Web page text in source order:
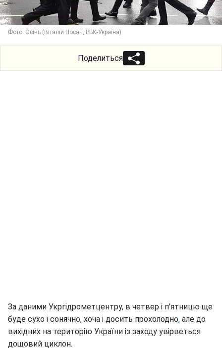
Фото: Осінь (Віталій Носач, РБК-Україна)
Поделиться
За даними Укргідрометцентру, в четвер і п'ятницю ще
буде сухо і сонячно, хоча і досить прохолодно, але до
вихідних на територію України із заходу увірветься
дощовий циклон.